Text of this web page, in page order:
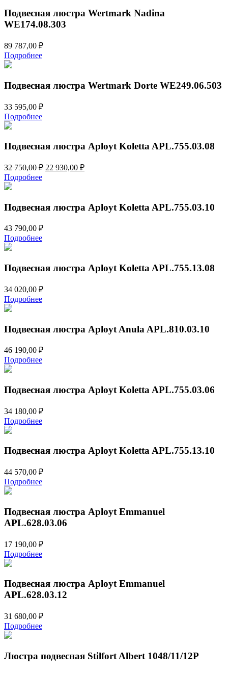
Подвесная люстра Wertmark Nadina
WE174.08.303
89 787,00 ₽
Подробнее
Подвесная люстра Wertmark Dorte WE249.06.503
33 595,00 ₽
Подробнее
Подвесная люстра Aployt Koletta APL.755.03.08
32 750,00₽ Первоначальная
22 930,00 ₽Текущая
Подробнее
Подвесная люстра Aployt Koletta APL.755.03.10
43 790,00 ₽
Подробнее
Подвесная люстра Aployt Koletta APL.755.13.08
34 020,00 ₽
Подробнее
Подвесная люстра Aployt Anula APL.810.03.10
46 190,00 ₽
Подробнее
Подвесная люстра Aployt Koletta APL.755.03.06
34 180,00 ₽
Подробнее
Подвесная люстра Aployt Koletta APL.755.13.10
44 570,00 ₽
Подробнее
Подвесная люстра Aployt Emmanuel
APL.628.03.06
17 190,00 ₽
Подробнее
Подвесная люстра Aployt Emmanuel
APL.628.03.12
31 680,00 ₽
Подробнее
Люстра подвесная Stilfort Albert 1048/11/12P